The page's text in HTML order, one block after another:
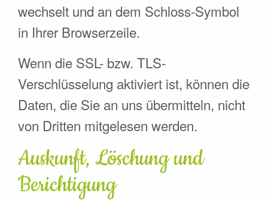
wechselt und an dem Schloss-Symbol
in Ihrer Browserzeile.
Wenn die SSL- bzw. TLS-
Verschlüsselung aktiviert ist, können die
Daten, die Sie an uns übermitteln, nicht
von Dritten mitgelesen werden.
Auskunft, Löschung und
Berichtigung